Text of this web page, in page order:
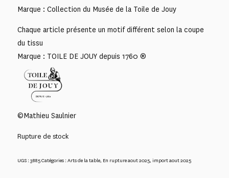
Marque : Collection du Musée de la Toile de Jouy
Chaque article présente un motif différent selon la coupe
du tissu
Marque : TOILE DE JOUY depuis 1760 ®
©Mathieu Saulnier
Rupture de stock
UGS :3885Catégories :Arts de la table, En rupture aout 2025, import aout 2025